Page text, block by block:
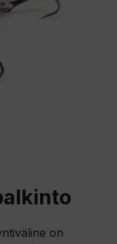
on